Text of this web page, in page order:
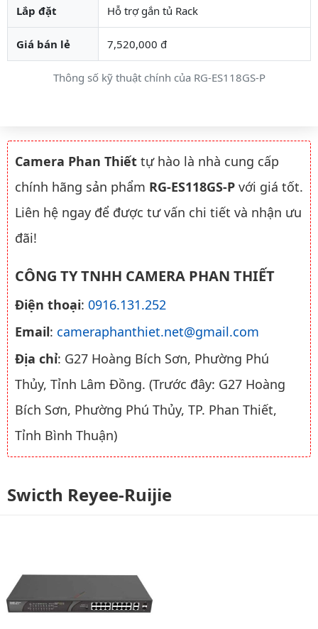
Thông số kỹ thuật chính của RG-ES118GS-P
Lắp đặt Hỗ trợ gắn tủ Rack
Giá bán lẻ 7,520,000 đ
Camera Phan Thiết tự hào là nhà cung cấp
chính hãng sản phẩm RG-ES118GS-P với giá tốt.
Liên hệ ngay để được tư vấn chi tiết và nhận ưu
đãi!
CÔNG TY TNHH CAMERA PHAN THIẾT
Điện thoại: 0916.131.252
Email: cameraphanthiet.net@gmail.com
Địa chỉ: G27 Hoàng Bích Sơn, Phường Phú
Thủy, Tỉnh Lâm Đồng. (Trước đây: G27 Hoàng
Bích Sơn, Phường Phú Thủy, TP. Phan Thiết,
Tỉnh Bình Thuận)
Swicth Reyee-Ruijie